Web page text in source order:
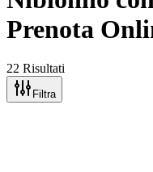
Prenota
22 Risultati
Filtra